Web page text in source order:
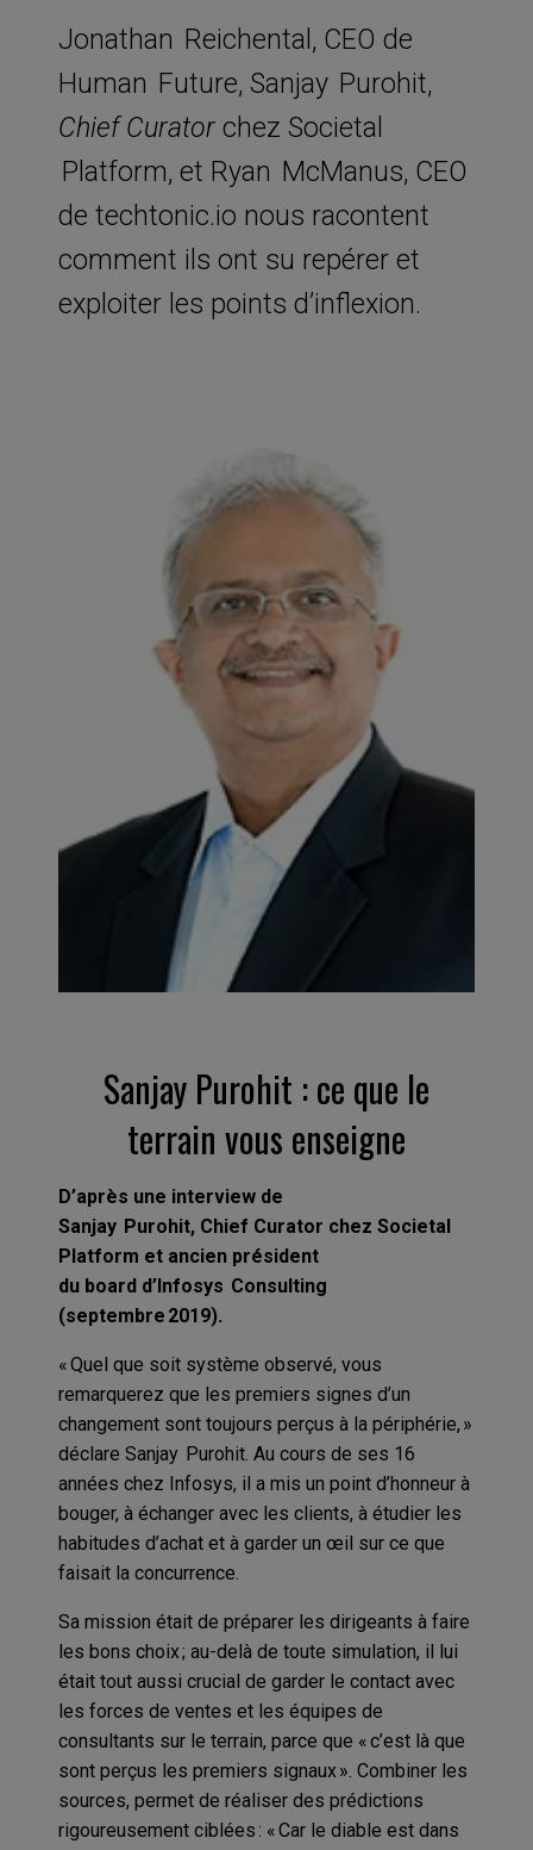
Jonathan Reichental, CEO de
Human Future, Sanjay Purohit,
Chief Curator chez Societal
Platform, et Ryan McManus, CEO
de techtonic.io nous racontent
comment ils ont su repérer et
exploiter les points d’inflexion.
Sanjay Purohit : ce que le
terrain vous enseigne
D’après une interview de
Sanjay Purohit, Chief Curator chez Societal
Platform et ancien président
du boardd’Infosys Consulting
(septembre 2019).
« Quel que soit système observé, vous
remarquerez que les premiers signes d’un
changement sont toujours perçus à la périphérie, »
déclare Sanjay Purohit. Au cours de ses 16
années chez Infosys, il a mis un point d’honneur à
bouger, à échanger avec les clients, à étudier les
habitudes d’achat et à garder un œil sur ce que
faisait la concurrence.
Sa mission était de préparer les dirigeants à faire
les bons choix ; au-delà de toute simulation, il lui
était tout aussi crucial de garder le contact avec
les forces de ventes et les équipes de
consultants sur le terrain, parce que « c’est là que
sont perçus les premiers signaux ». Combiner les
sources, permet de réaliser des prédictions
rigoureusement ciblées : « Car le diable est dans